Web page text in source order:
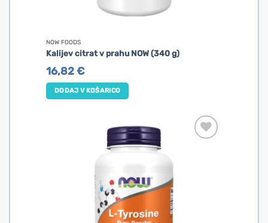
NOW FOODS
Kalijev citrat v prahu NOW (340 g)
16,82€
DODAJ V KOŠARICO